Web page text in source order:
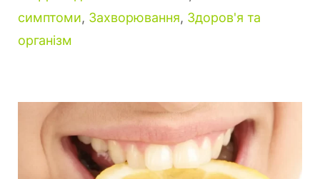
симптоми, Захворювання, Здоров'я та
організм